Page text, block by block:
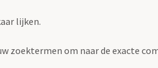
lijken.
zoektermen om naar de exacte